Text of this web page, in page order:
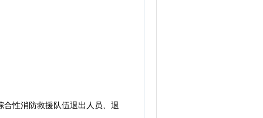
性消防救援队伍退出人员、退